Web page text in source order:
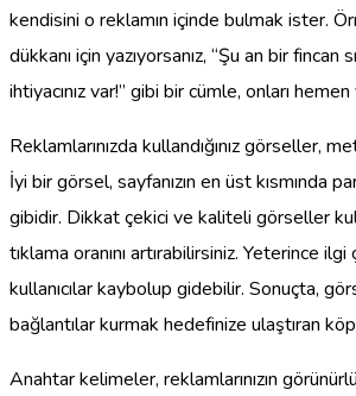
kendisini o reklamın içinde bulmak ister.
dükkanı için yazıyorsanız, “Şu an bir fincan
ihtiyacınız var!” gibi bir cümle, onları
Reklamlarınızda kullandığınız görseller,
İyi bir görsel, sayfanızın en üst kısmında
gibidir. Dikkat çekici ve kaliteli görseller
tıklama oranını artırabilirsiniz. Yeterince
kullanıcılar kaybolup gidebilir. Sonuçta,
bağlantılar kurmak hedefinize ulaştıran
Anahtar kelimeler, reklamlarınızın